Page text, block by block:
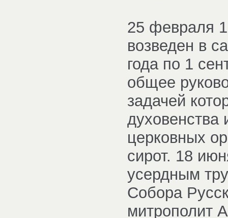
25 февраля
возведен в
года по 1
общее
задачей
духовенства
церковных
сирот. 18
усердным
Собора
митрополит